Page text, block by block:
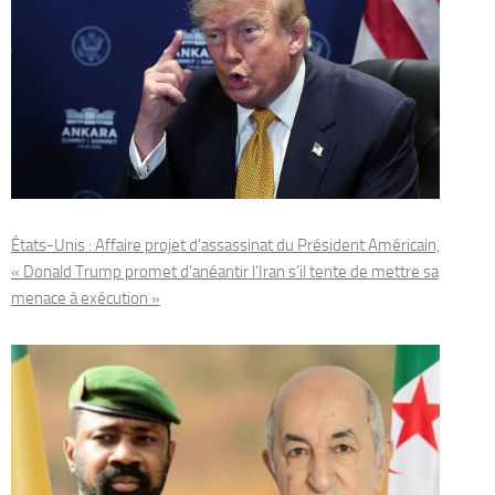
États-Unis : Affaire projet d’assassinat du Président Américain,
« Donald Trump promet d’anéantir l’Iran s’il tente de mettre sa
menace à exécution »